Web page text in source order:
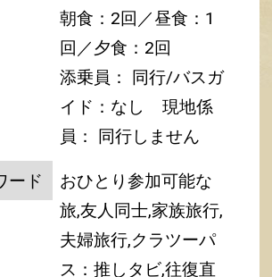
朝食：2回／昼食：1
回／夕食：2回
添乗員： 同行/バスガ
イド：なし
現地係
員： 同行しません
ード
おひとり参加可能な
旅,友人同士,家族旅行,
夫婦旅行,クラツーパ
ス：推しタビ,往復直